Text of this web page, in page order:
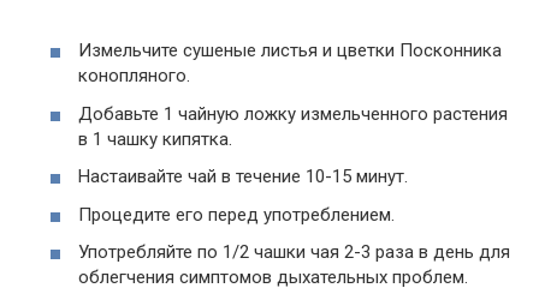
Измельчите сушеные листья и цветки Посконника
конопляного.
Добавьте 1 чайную ложку измельченного растения
в 1 чашку кипятка.
Настаивайте чай в течение 10-15 минут.
Процедите его перед употреблением.
Употребляйте по 1/2 чашки чая 2-3 раза в день для
облегчения симптомов дыхательных проблем.